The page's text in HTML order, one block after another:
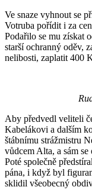
Ve snaze vyhnout se
Votruba pořídit i za
Podařilo se mu získat
starší ochranný oděv,
nelibosti, zaplatit 400
Aby předvedl veliteli
Kabelákovi a dalším
štábnímu strážmistru
vůdcem Alta, a sám
Poté společně
pána, i když byl
sklidil všeobecný